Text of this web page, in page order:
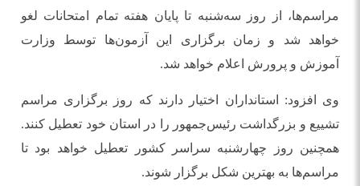
مراسم‌ها، از روز سه‌شنبه تا پایان هفته تمام امتحانات لغو
خواهد شد و زمان برگزاری این آزمون‌ها توسط وزارت
آموزش و پرورش اعلام خواهد شد.
وی افزود: استانداران اختیار دارند که روز برگزاری مراسم
تشییع و بزرگداشت رئیس‌جمهور را در استان خود تعطیل کنند.
همچنین روز چهارشنبه سراسر کشور تعطیل خواهد بود تا
مراسم‌ها به بهترین شکل برگزار شوند.